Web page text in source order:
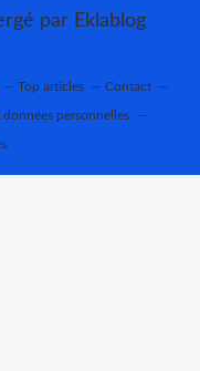
par Eklablog
Top articles Contact
données personnelles